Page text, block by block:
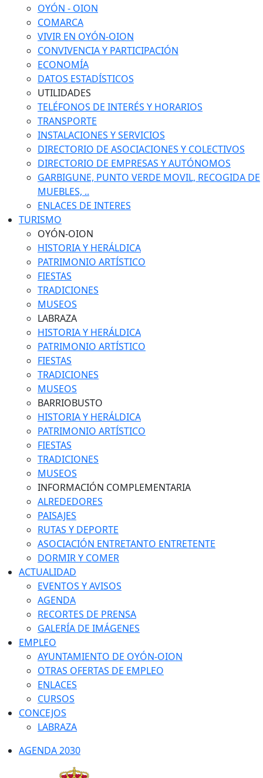
OYÓN - OION
COMARCA
VIVIR EN OYÓN-OION
CONVIVENCIA Y PARTICIPACIÓN
ECONOMÍA
DATOS ESTADÍSTICOS
UTILIDADES
TELÉFONOS DE INTERÉS Y HORARIOS
TRANSPORTE
INSTALACIONES Y SERVICIOS
DIRECTORIO DE ASOCIACIONES Y COLECTIVOS
DIRECTORIO DE EMPRESAS Y AUTÓNOMOS
GARBIGUNE, PUNTO VERDE MOVIL, RECOGIDA DE
MUEBLES, ..
ENLACES DE INTERES
TURISMO
OYÓN-OION
HISTORIA Y HERÁLDICA
PATRIMONIO ARTÍSTICO
FIESTAS
TRADICIONES
MUSEOS
LABRAZA
HISTORIA Y HERÁLDICA
PATRIMONIO ARTÍSTICO
FIESTAS
TRADICIONES
MUSEOS
BARRIOBUSTO
HISTORIA Y HERÁLDICA
PATRIMONIO ARTÍSTICO
FIESTAS
TRADICIONES
MUSEOS
INFORMACIÓN COMPLEMENTARIA
ALREDEDORES
PAISAJES
RUTAS Y DEPORTE
ASOCIACIÓN ENTRETANTO ENTRETENTE
DORMIR Y COMER
ACTUALIDAD
EVENTOS Y AVISOS
AGENDA
RECORTES DE PRENSA
GALERÍA DE IMÁGENES
EMPLEO
AYUNTAMIENTO DE OYÓN-OION
OTRAS OFERTAS DE EMPLEO
ENLACES
CURSOS
CONCEJOS
LABRAZA
AGENDA 2030